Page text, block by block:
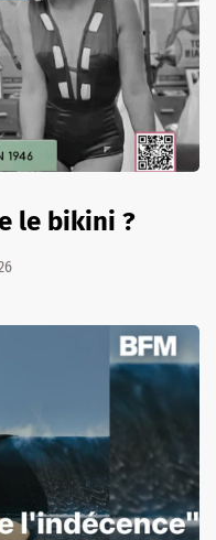
le bikini ?